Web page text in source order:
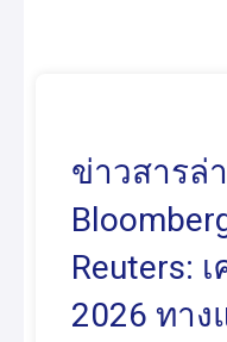
ข่าวสารล่
Reuters:
2026 ทา